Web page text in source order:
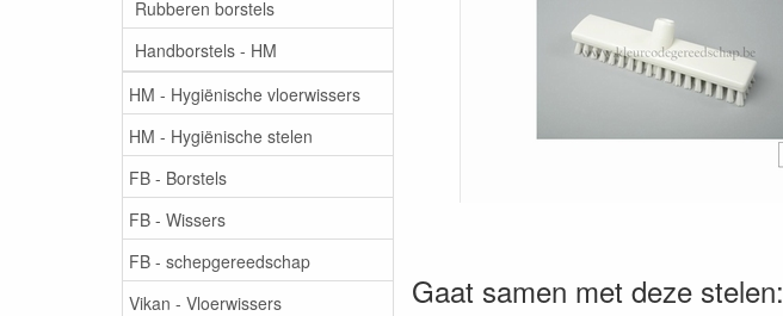
Rubberen borstels
Handborstels - HM
HM - Hygiënische vloerwissers
HM - Hygiënische stelen
FB - Borstels
FB - Wissers
FB - schepgereedschap
Vikan - Vloerwissers
Gaat samen met deze stelen: